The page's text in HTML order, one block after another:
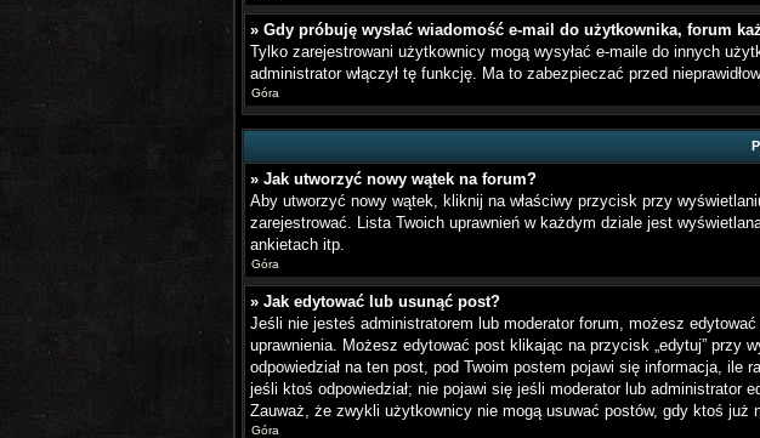
» Gdy próbuję wysłać wiadomość e-mail do użytkownika, forum
Tylko zarejestrowani użytkownicy mogą wysyłać e-maile do innych
administrator włączył tę funkcję. Ma to zabezpieczać przed
Góra
» Jak utworzyć nowy wątek na forum?
Aby utworzyć nowy wątek, kliknij na właściwy przycisk przy
zarejestrować. Lista Twoich uprawnień w każdym dziale jest
ankietach itp.
Góra
» Jak edytować lub usunąć post?
Jeśli nie jesteś administratorem lub moderator forum, możesz
uprawnienia. Możesz edytować post klikając na przycisk „edytuj”
odpowiedział na ten post, pod Twoim postem pojawi się informacja,
jeśli ktoś odpowiedział; nie pojawi się jeśli moderator lub administrator
Zauważ, że zwykli użytkownicy nie mogą usuwać postów, gdy ktoś już
Góra